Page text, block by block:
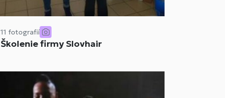
11 fotografií
Školenie firmy Slovhair